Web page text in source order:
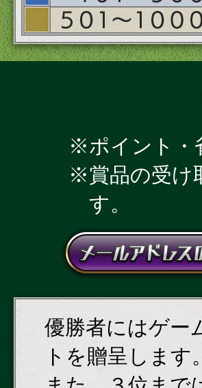
ポイント・
賞品の受け
す。
優勝者にはゲー
トを贈呈します。